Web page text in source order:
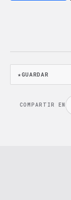
★GUARDAR
COMPARTIR EN